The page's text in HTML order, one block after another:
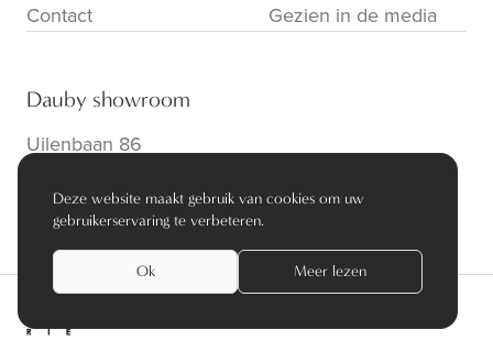
Contact
Gezien in de media
Dauby showroom
Uilenbaan 86
info@dauby.be|+32 3 354 16 86
Deze website maakt gebruik van cookies om uw
gebruikerservaring te verbeteren.
Ok Meer lezen